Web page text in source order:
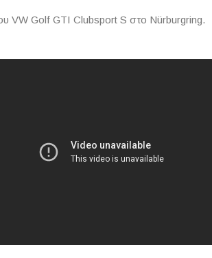
VW Golf GTI Clubsport S στο Nürburgring.